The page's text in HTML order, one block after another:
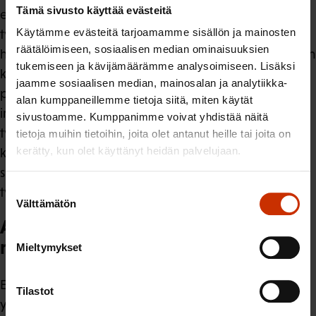
Tämä sivusto käyttää evästeitä
Käytämme evästeitä tarjoamamme sisällön ja mainosten
räätälöimiseen, sosiaalisen median ominaisuuksien
tukemiseen ja kävijämäärämme analysoimiseen. Lisäksi
jaamme sosiaalisen median, mainosalan ja analytiikka-
alan kumppaneillemme tietoja siitä, miten käytät
sivustoamme. Kumppanimme voivat yhdistää näitä
tietoja muihin tietoihin, joita olet antanut heille tai joita on
kerätty, kun olet käyttänyt heidän palvelujaan.
Suostumuksen
valinta
Välttämätön
Mieltymykset
Tilastot
esityksen luonnoksen sivulla 9 kuvataan suomalaisilla
työmarkkinoilla esiintyvää syrjintää: ”Työhönotossa on
havaittu syrjintää, joka heikentää etnisiin vähemmistöihin
kuuluvien mahdollisuuksia työllistyä. Tutkimuksen
perusteella päästäkseen työhaastatteluun
irakilaistaustaisen on lähetettävä kaksi kertaa enemmän
työhakemuksia ja somalialaistaustaisen kaksi ja puoli
kertaa enemmän työhakemuksia kuin
suomalaistaustaisen, vaikka hakijoiden koulutus,
työkokemus ja suomen kielen taito olisivat yhtäläiset.”
Alkuvaiheen palveluprosessin
muutokset
Esitettyjen muutoksen on tarkoitus selkeyttää,
yhdenmukaistaa ja nopeuttaa kotoutumislain mukaisen